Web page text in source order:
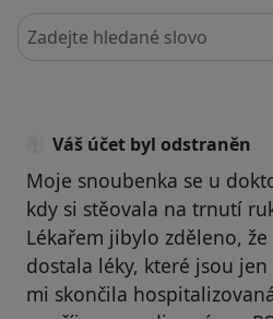
Hledejte v názorech
Váš účet byl odstraněn
Moje snoubenka se u
kdy si stěovala na trnutí
Lékařem jibylo zděleno,
dostala léky, které jsou
mi skončila